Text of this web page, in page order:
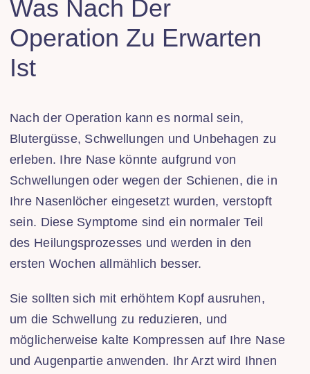
Was Nach Der
Operation Zu Erwarten
Ist
Nach der Operation kann es normal sein,
Blutergüsse, Schwellungen und Unbehagen zu
erleben. Ihre Nase könnte aufgrund von
Schwellungen oder wegen der Schienen, die in
Ihre Nasenlöcher eingesetzt wurden, verstopft
sein. Diese Symptome sind ein normaler Teil
des Heilungsprozesses und werden in den
ersten Wochen allmählich besser.
Sie sollten sich mit erhöhtem Kopf ausruhen,
um die Schwellung zu reduzieren, und
möglicherweise kalte Kompressen auf Ihre Nase
und Augenpartie anwenden. Ihr Arzt wird Ihnen